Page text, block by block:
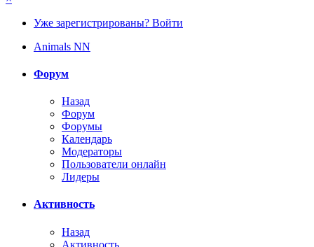
Уже зарегистрированы? Войти
Animals NN
Форум
Назад
Форум
Форумы
Календарь
Модераторы
Пользователи онлайн
Лидеры
Активность
Назад
Активность